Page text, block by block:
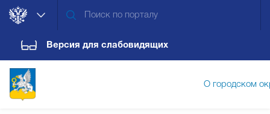
Версия для слабовидящих
О городском